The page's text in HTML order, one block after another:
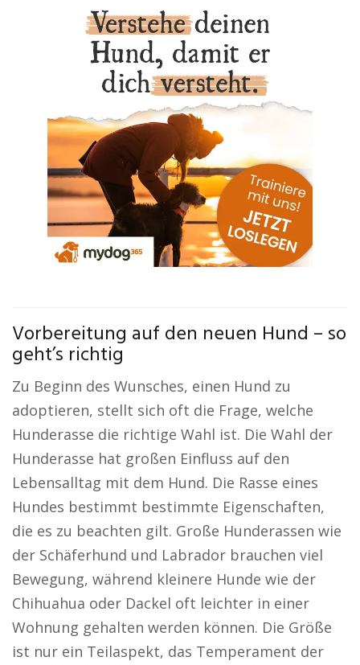
Vorbereitung auf den neuen Hund – so
geht’s richtig
Zu Beginn des Wunsches, einen Hund zu
adoptieren, stellt sich oft die Frage, welche
Hunderasse die richtige Wahl ist. Die Wahl der
Hunderasse hat großen Einfluss auf den
Lebensalltag mit dem Hund. Die Rasse eines
Hundes bestimmt bestimmte Eigenschaften,
die es zu beachten gilt. Große Hunderassen wie
der Schäferhund und Labrador brauchen viel
Bewegung, während kleinere Hunde wie der
Chihuahua oder Dackel oft leichter in einer
Wohnung gehalten werden können. Die Größe
ist nur ein Teilaspekt, das Temperament der